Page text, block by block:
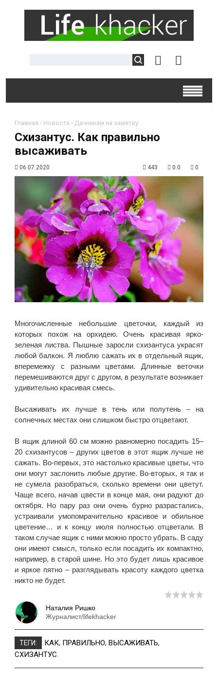
Главная › Новости › Дачникам на заметку
Схизантус. Как правильно
высаживать
06.07.2020 443 0.0 0
Многочисленные небольшие цветочки, каждый из
которых похож на орхидею. Очень красивая ярко-
зеленая листва. Пышные заросли схизантуса украсят
любой балкон. Я люблю сажать их в отдельный ящик,
вперемежку с разными цветами. Длинные веточки
перемешиваются друг с другом, в результате возникает
удивительно красивая смесь.
Высаживать их лучше в тень или полутень – на
солнечных местах они слишком быстро отцветают.
В ящик длиной 60 см можно равномерно посадить 15–
20 схизантусов – других цветов в этот ящик лучше не
сажать. Во-первых, это настолько красивые цветы, что
они могут заслонить любые другие. Во-вторых, я так и
не сумела разобраться, сколько времени они цветут.
Чаще всего, начав цвести в конце мая, они радуют до
октября. Но пару раз они очень бурно разрастались,
устраивали умопомрачительно красивое и обильное
цветение… и к концу июля полностью отцветали. В
таком случае ящик с ними можно просто убрать. В саду
они имеют смысл, только если посадить их компактно,
например, в старой шине. Но это будет лишь красивое
и яркое пятно – разглядывать красоту каждого цветка
никто не будет.
Наталия Ришко
Журналист/lifekhacker
ТЕГИ: КАК, ПРАВИЛЬНО, ВЫСАЖИВАТЬ,
СХИЗАНТУС.